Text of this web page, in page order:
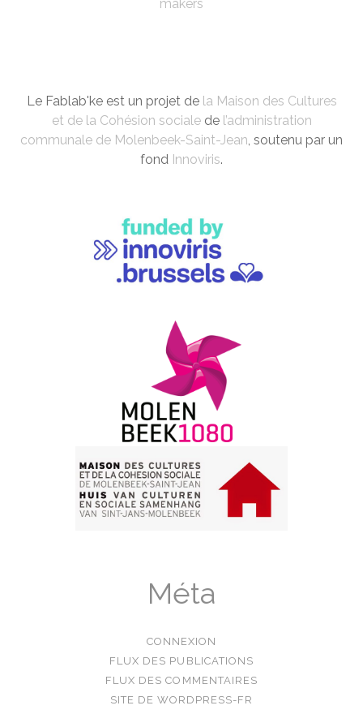
makers
Le Fablab'ke est un projet de la Maison des Cultures
et de la Cohésion socialede l’administration
communale de Molenbeek-Saint-Jean, soutenu par un
fond Innoviris.
Méta
CONNEXION
FLUX DES PUBLICATIONS
FLUX DES COMMENTAIRES
SITE DE WORDPRESS-FR